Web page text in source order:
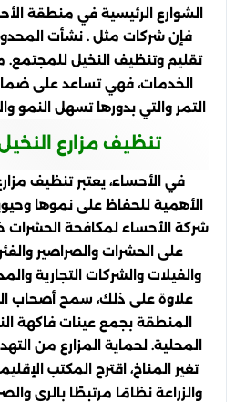
الشوارع الرئيسية في منطقة
فإن شركات مثل . نشأت
تقليم وتنظيف النخيل
الخدمات، فهي تساعد على
التمر والتي بدورها تسهل النمو
تنظيف مزارع
في الأحساء، يعتبر تنظيف
الأهمية للحفاظ على نموها
شركة الأحساء لمكافحة
على الحشرات والصراصير
والفيلات والشركات التجارية
علاوة على ذلك، سمح أصحاب
المنطقة بجمع عينات فاكهة
المحلية. لحماية المزارع من
تغير المناخ، اقترح المكتب
والزراعة نظامًا مرتبطًا بالري